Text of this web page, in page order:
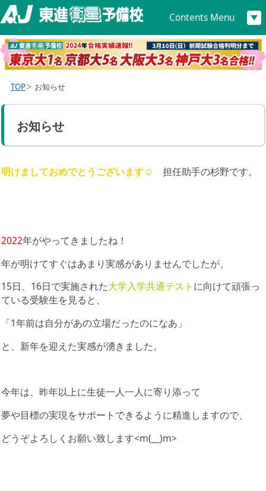
Contents Menu
TOP お知らせ
お知らせ
明けましておめでとうございます☺ 担任助手の杉野です。
2022年がやってきましたね！
年が明けてすぐはあまり実感がありませんでしたが、
15日、16日で実施された大学入学共通テスト に向けて頑張っ
ている受験生を見ると、
「1年前は自分があの立場だったのになあ」
と、新年を迎えた実感が湧きました。
今年は、昨年以上に生徒一人一人に寄り添って
夢や目標の実現をサポートできるように精進しますので、
どうぞよろしくお願い致します<m(__)m>